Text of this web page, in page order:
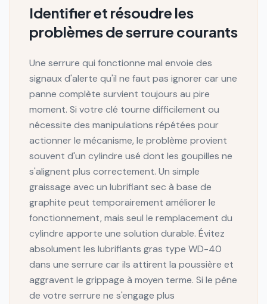
Identifier et résoudre les
problèmes de serrure courants
Une serrure qui fonctionne mal envoie des
signaux d'alerte qu'il ne faut pas ignorer car une
panne complète survient toujours au pire
moment. Si votre clé tourne difficilement ou
nécessite des manipulations répétées pour
actionner le mécanisme, le problème provient
souvent d'un cylindre usé dont les goupilles ne
s'alignent plus correctement. Un simple
graissage avec un lubrifiant sec à base de
graphite peut temporairement améliorer le
fonctionnement, mais seul le remplacement du
cylindre apporte une solution durable. Évitez
absolument les lubrifiants gras type WD-40
dans une serrure car ils attirent la poussière et
aggravent le grippage à moyen terme. Si le pêne
de votre serrure ne s'engage plus